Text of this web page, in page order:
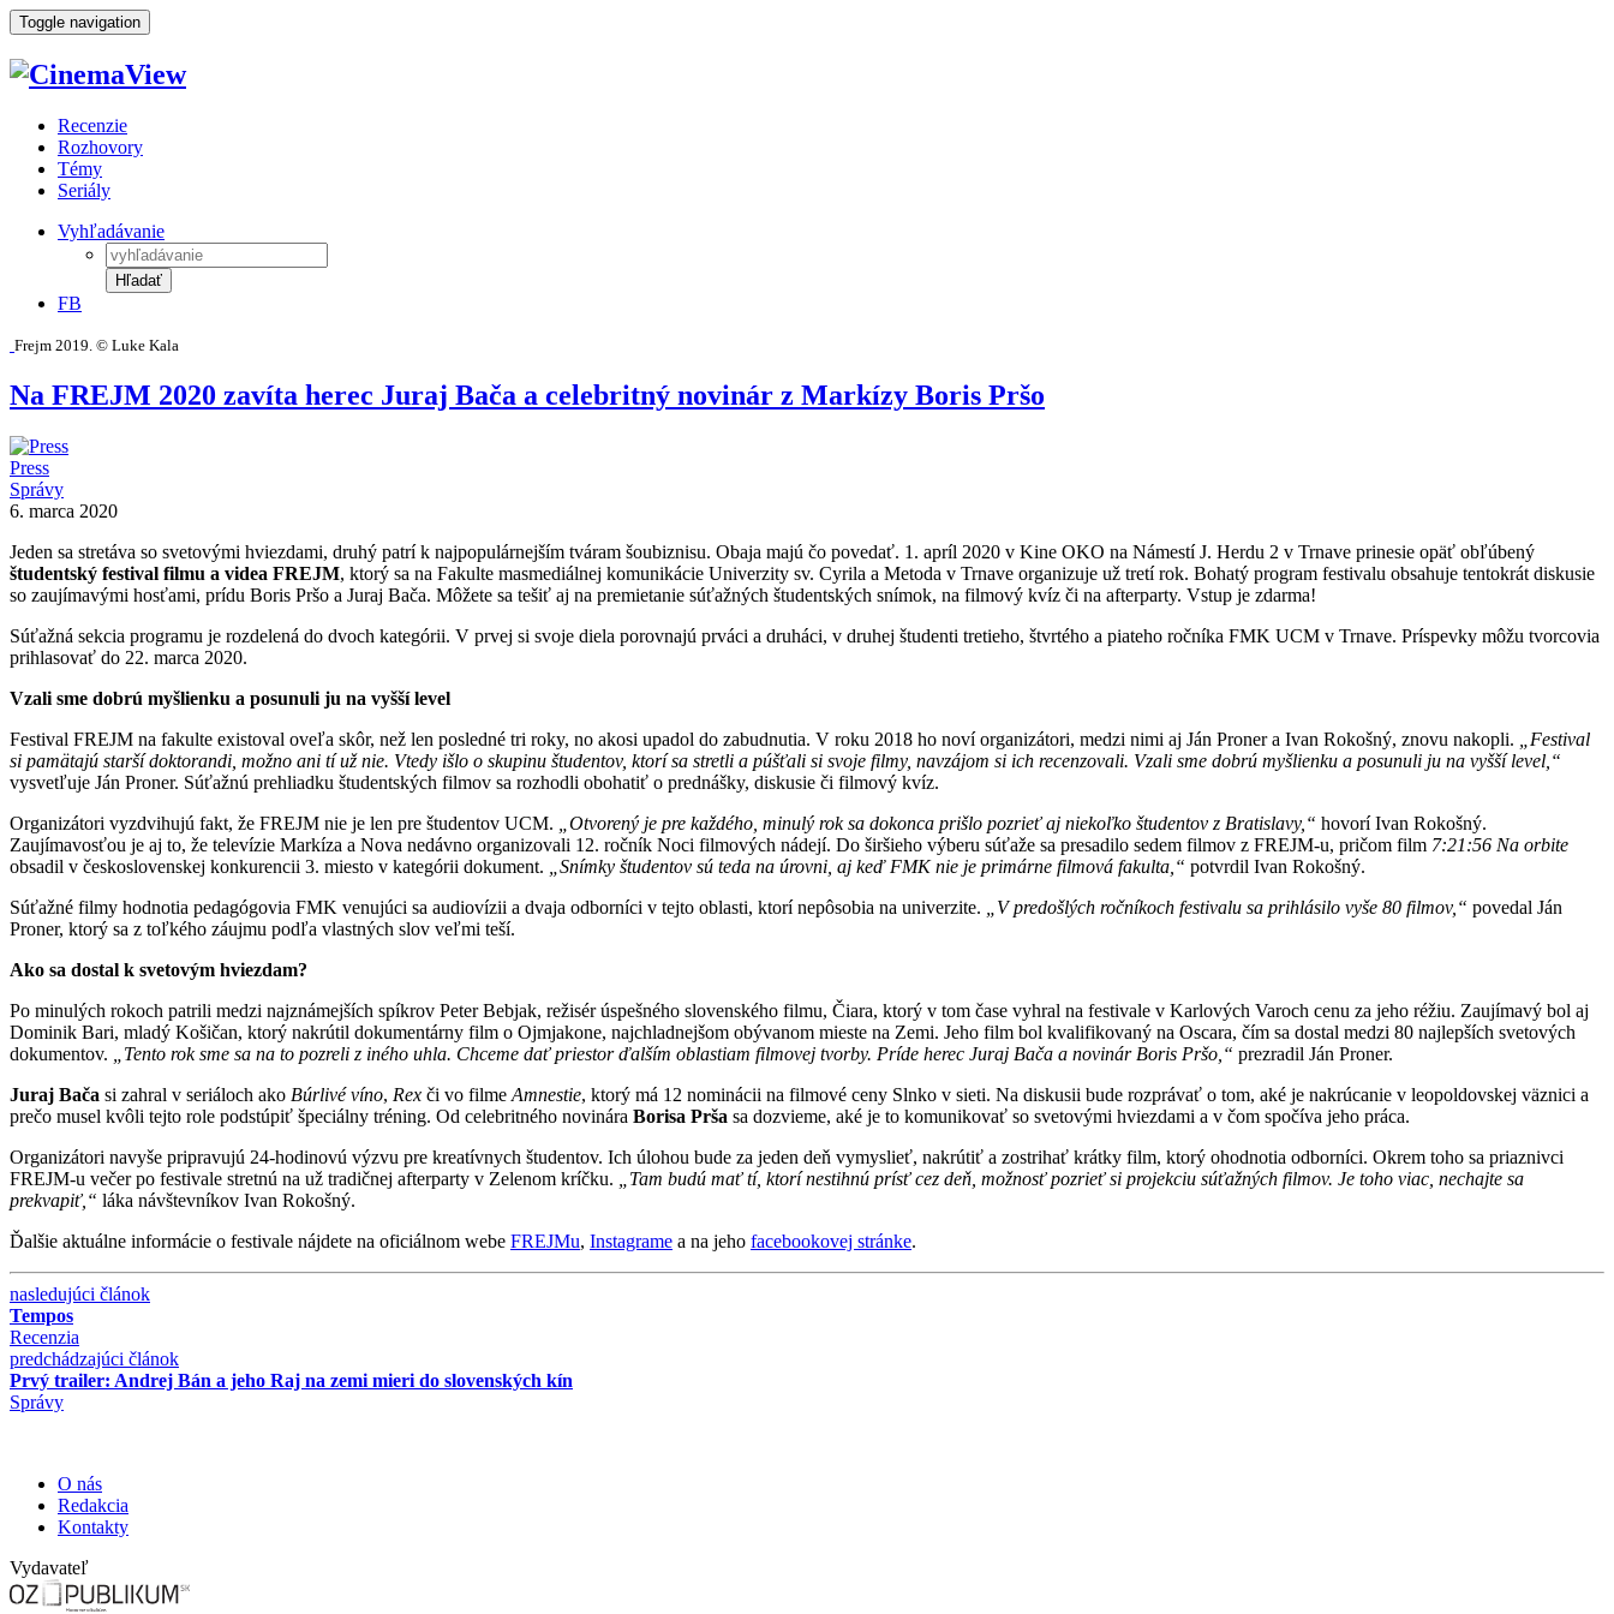
Toggle navigation
Recenzie
Rozhovory
Témy
Seriály
Vyhľadávanie
Hľadať
FB
Frejm 2019. © Luke Kala
Na FREJM 2020 zavíta herec Juraj Bača a celebritný novinár z Markízy Boris Pršo
Press
Správy
6. marca 2020
Jeden sa stretáva so svetovými hviezdami, druhý patrí k najpopulárnejším tváram šoubiznisu. Obaja majú čo povedať. 1. apríl 2020 v Kine OKO na Námestí J. Herdu 2 v Trnave prinesie opäť obľúbený
študentský festival filmu a videa FREJM, ktorý sa na Fakulte masmediálnej komunikácie Univerzity sv. Cyrila a Metoda v Trnave organizuje už tretí rok. Bohatý program festivalu obsahuje tentokrát diskusie
so zaujímavými hosťami, prídu Boris Pršo a Juraj Bača. Môžete sa tešiť aj na premietanie súťažných študentských snímok, na filmový kvíz či na afterparty. Vstup je zdarma!
Súťažná sekcia programu je rozdelená do dvoch kategórii. V prvej si svoje diela porovnajú prváci a druháci, v druhej študenti tretieho, štvrtého a piateho ročníka FMK UCM v Trnave. Príspevky môžu tvorcovia
prihlasovať do 22. marca 2020.
Vzali sme dobrú myšlienku a posunuli ju na vyšší level
Festival FREJM na fakulte existoval oveľa skôr, než len posledné tri roky, no akosi upadol do zabudnutia. V roku 2018 ho noví organizátori, medzi nimi aj Ján Proner a Ivan Rokošný, znovu nakopli.
„Festival
si pamätajú starší doktorandi, možno ani tí už nie. Vtedy išlo o skupinu študentov, ktorí sa stretli a púšťali si svoje filmy, navzájom si ich recenzovali. Vzali sme dobrú myšlienku a posunuli ju na vyšší level,“
vysvetľuje Ján Proner. Súťažnú prehliadku študentských filmov sa rozhodli obohatiť o prednášky, diskusie či filmový kvíz.
Organizátori vyzdvihujú fakt, že FREJM nie je len pre študentov UCM.
„Otvorený je pre každého, minulý rok sa dokonca prišlo pozrieť aj niekoľko študentov z Bratislavy,“ hovorí Ivan Rokošný.
Zaujímavosťou je aj to, že televízie Markíza a Nova nedávno organizovali 12. ročník Noci filmových nádejí. Do širšieho výberu súťaže sa presadilo sedem filmov z FREJM-u, pričom film 7:21:56 Na orbite
obsadil v československej konkurencii 3. miesto v kategórii dokument.
„Snímky študentov sú teda na úrovni, aj keď FMK nie je primárne filmová fakulta,“ potvrdil Ivan Rokošný.
Súťažné filmy hodnotia pedagógovia FMK venujúci sa audiovízii a dvaja odborníci v tejto oblasti, ktorí nepôsobia na univerzite.
„V predošlých ročníkoch festivalu sa prihlásilo vyše 80 filmov,“ povedal Ján
Proner, ktorý sa z toľkého záujmu podľa vlastných slov veľmi teší.
Ako sa dostal k svetovým hviezdam?
Po minulých rokoch patrili medzi najznámejších spíkrov Peter Bebjak, režisér úspešného slovenského filmu, Čiara, ktorý v tom čase vyhral na festivale v Karlových Varoch cenu za jeho réžiu. Zaujímavý bol aj
Dominik Bari, mladý Košičan, ktorý nakrútil dokumentárny film o Ojmjakone, najchladnejšom obývanom mieste na Zemi. Jeho film bol kvalifikovaný na Oscara, čím sa dostal medzi 80 najlepších svetových
dokumentov.
„Tento rok sme sa na to pozreli z iného uhla. Chceme dať priestor ďalším oblastiam filmovej tvorby. Príde herec Juraj Bača a novinár Boris Pršo,“ prezradil Ján Proner.
Juraj Bača si zahral v seriáloch ako Búrlivé víno, Rex či vo filme Amnestie, ktorý má 12 nominácii na filmové ceny Slnko v sieti. Na diskusii bude rozprávať o tom, aké je nakrúcanie v leopoldovskej väznici a
prečo musel kvôli tejto role podstúpiť špeciálny tréning. Od celebritného novinára Borisa Prša sa dozvieme, aké je to komunikovať so svetovými hviezdami a v čom spočíva jeho práca.
Organizátori navyše pripravujú 24-hodinovú výzvu pre kreatívnych študentov. Ich úlohou bude za jeden deň vymyslieť, nakrútiť a zostrihať krátky film, ktorý ohodnotia odborníci. Okrem toho sa priaznivci
FREJM-u večer po festivale stretnú na už tradičnej afterparty v Zelenom kríčku.
„Tam budú mať tí, ktorí nestihnú prísť cez deň, možnosť pozrieť si projekciu súťažných filmov. Je toho viac, nechajte sa
prekvapiť,“ láka návštevníkov Ivan Rokošný.
Ďalšie aktuálne informácie o festivale nájdete na oficiálnom webe FREJMu, Instagrame a na jeho facebookovej stránke.
nasledujúci článok
Tempos
Recenzia
predchádzajúci článok
Prvý trailer: Andrej Bán a jeho Raj na zemi mieri do slovenských kín
Správy
O nás
Redakcia
Kontakty
Vydavateľ